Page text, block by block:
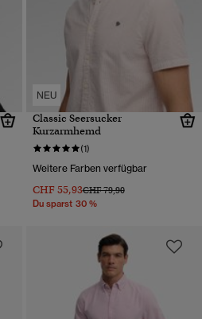
NEU
Classic Seersucker
Kurzarmhemd
(1)
Weitere Farben verfügbar
CHF 55,93Preis wurde reduziert von
CHF 79,90bis
Du sparst 30 %